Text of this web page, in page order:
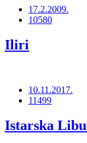
17.2.2009.
10580
Iliri
10.11.2017.
11499
Istarska